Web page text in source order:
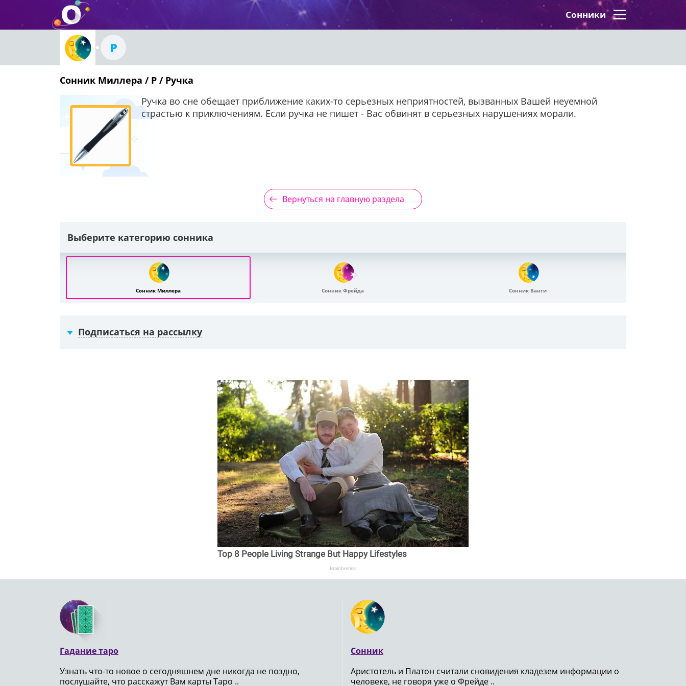
Сонники
Р
Сонник Миллера / Р / Ручка
Ручка во сне обещает приближение каких-то серьезных неприятностей, вызванных Вашей неуемной
страстью к приключениям. Если ручка не пишет - Вас обвинят в серьезных нарушениях морали.
Вернуться на главную раздела
Выберите категорию сонника
Сонник Миллера Сонник Фрейда Сонник Ванги
Подписаться на рассылку
Top 8 People Living Strange But Happy Lifestyles
Brainberries
Гадание таро
Узнать что-то новое о сегодняшнем дне никогда не поздно,
послушайте, что расскажут Вам карты Таро ..
Сонник
Аристотель и Платон считали сновидения кладезем информации о
человеке, не говоря уже о Фрейде ..